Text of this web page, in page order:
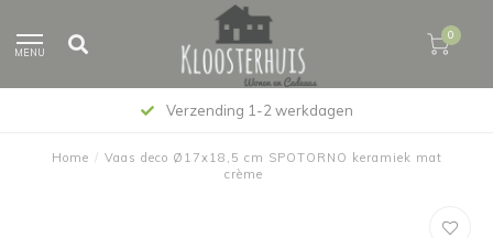
MENU
0
1-2 werkdagen
Home / Vaas deco Ø17x18,5 cm SPOTORNO keramiek mat
crème